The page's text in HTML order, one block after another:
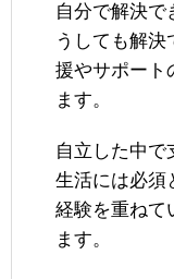
自分で解決で
うしても解
援やサポート
ます。
自立した中で
生活には必須
経験を重ねて
ます。